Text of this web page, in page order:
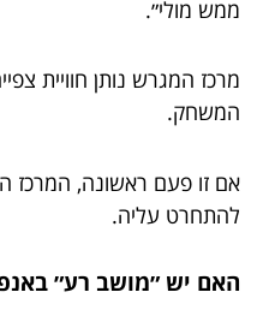
ממש מולי״.
מרכז המגרש נותן חוויית
המשחק.
אם זו פעם ראשונה, המרכז
להתחרט עליה.
האם יש ״מושב רע״